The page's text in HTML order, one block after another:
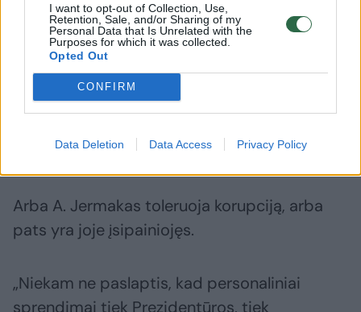
I want to opt-out of Collection, Use,
Retention, Sale, and/or Sharing of my
Personal Data that Is Unrelated with the
Purposes for which it was collected.
Opted Out
CONFIRM
Data Deletion Data Access Privacy Policy
nekilnojamąjį turtą ir dronų gamybą.
A. Jermako oponentai pabrėžia, kad
nuolatiniai korupcijos skandalai, kuriuose
sąjungininkail rodo dvi galimybes.
Arba A. Jermakas toleruoja korupciją, arba
pats yra joje įsipainiojęs.
„Niekam ne paslaptis, kad personaliniai
sprendimai tiek Prezidentūros, tiek